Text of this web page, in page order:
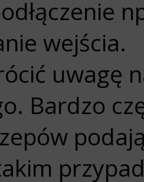
wejścia.
uwagę
Bardzo